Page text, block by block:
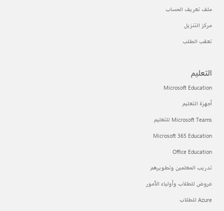
ملف تعريف الحساب
مركز التنزيل
تعقب الطلب
التعليم
Microsoft Education
أجهزة التعليم
Microsoft Teams للتعليم
Microsoft 365 Education
Office Education
تدريب المعلمين وتطويرهم
عروض للطلاب وأولياء الأمور
Azure للطلاب